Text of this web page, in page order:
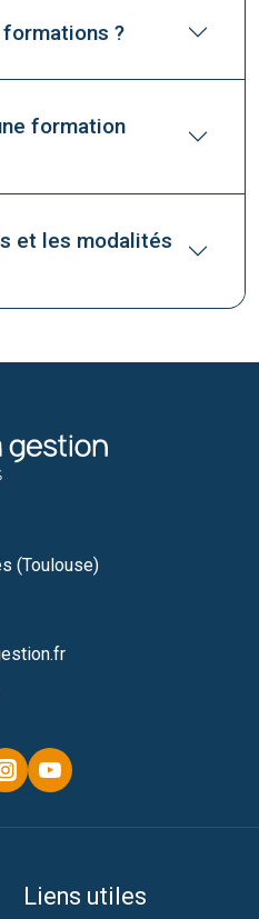
?
formation
et les modalités
(Toulouse)
Liens utiles